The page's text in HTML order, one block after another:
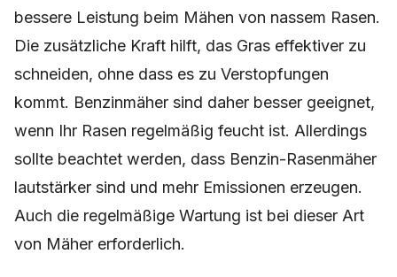
bessere Leistung beim Mähen von nassem Rasen.
Die zusätzliche Kraft hilft, das Gras effektiver zu
schneiden, ohne dass es zu Verstopfungen
kommt. Benzinmäher sind daher besser geeignet,
wenn Ihr Rasen regelmäßig feucht ist. Allerdings
sollte beachtet werden, dass Benzin-Rasenmäher
lautstärker sind und mehr Emissionen erzeugen.
Auch die regelmäßige Wartung ist bei dieser Art
von Mäher erforderlich.